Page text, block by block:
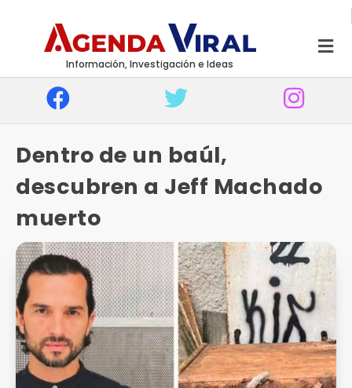
Información, Investigación e Ideas
Dentro de un baúl,
descubren a Jeff Machado
muerto